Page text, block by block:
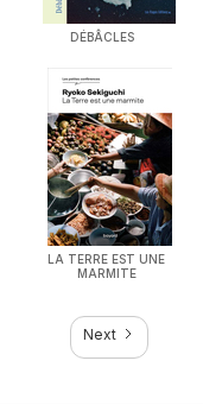
DÉBÂCLES
LA TERRE EST UNE
MARMITE
Next